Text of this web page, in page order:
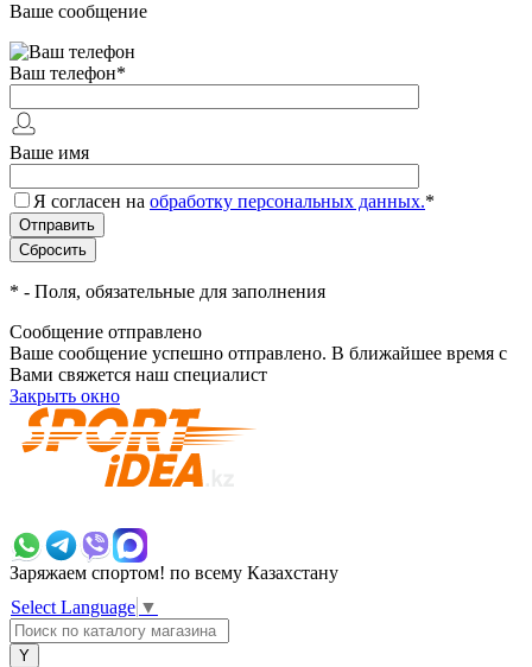
Ваше сообщение
Ваш телефон*
Ваше имя
Я согласен на обработку персональных данных.*
* - Поля, обязательные для заполнения
Сообщение отправлено
Ваше сообщение успешно отправлено. В ближайшее время с
Вами свяжется наш специалист
Закрыть окно
Заряжаем спортом! по всему Казахстану
Select Language ▼